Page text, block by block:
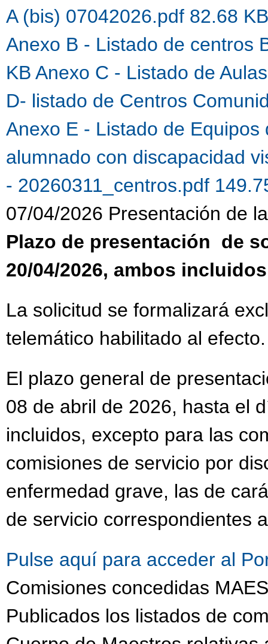
A (bis) 07042026.pdf 82.68
Anexo B - Listado de centros
KB Anexo C - Listado de
D- listado de Centros
Anexo E - Listado de
alumnado con discapacidad
- 20260311_centros.pdf
07/04/2026 Presentación de
Plazo de presentación de
20/04/2026, ambos incluidos
La solicitud se formalizará
telemático habilitado al efecto.
El plazo general de
08 de abril de 2026, hasta el
incluidos, excepto para las
comisiones de servicio por
enfermedad grave, las de
de servicio correspondientes
Pulse aquí para acceder al
Comisiones concedidas
Publicados los listados de